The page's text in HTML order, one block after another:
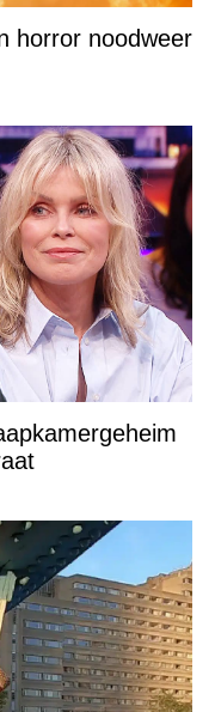
horror noodweer